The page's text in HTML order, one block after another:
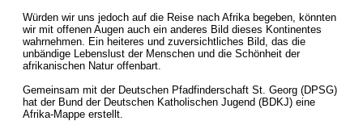
Würden wir uns jedoch auf die Reise nach Afrika begeben, könnten
wir mit offenen Augen auch ein anderes Bild dieses Kontinentes
wahrnehmen. Ein heiteres und zuversichtliches Bild, das die
unbändige Lebenslust der Menschen und die Schönheit der
afrikanischen Natur offenbart.
Gemeinsam mit der Deutschen Pfadfinderschaft St. Georg (DPSG)
hat der Bund der Deutschen Katholischen Jugend (BDKJ) eine
Afrika-Mappe erstellt.